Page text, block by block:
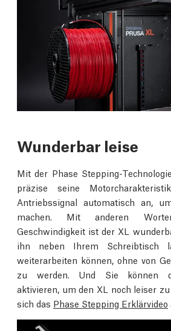
Wunderbar leise
Mit der Phase Stepping-
präzise seine
Antriebssignal automatisch an,
machen. Mit anderen
Geschwindigkeit ist der XL
ihn neben Ihrem Schreibtisch
weiterarbeiten können, ohne von
zu werden. Und Sie können
aktivieren, um den XL noch leiser
sich das Phase Stepping Erklärvideo